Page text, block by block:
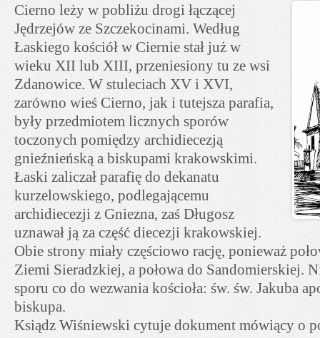
Cierno leży w pobliżu drogi łączącej
Jędrzejów ze Szczekocinami. Według
Łaskiego kościół w Ciernie stał już w
wieku XII lub XIII, przeniesiony tu ze wsi
Zdanowice. W stuleciach XV i XVI,
zarówno wieś Cierno, jak i tutejsza parafia,
były przedmiotem licznych sporów
toczonych pomiędzy archidiecezją
gnieźnieńską a biskupami krakowskimi.
Łaski zaliczał parafię do dekanatu
kurzelowskiego, podlegającemu
archidiecezji z Gniezna, zaś Długosz
uznawał ją za część diecezji krakowskiej.
Obie strony miały częściowo rację, ponieważ
Ziemi Sieradzkiej, a połowa do Sandomierskiej.
sporu co do wezwania kościoła: św. św. Jakuba
biskupa.
Ksiądz Wiśniewski cytuje dokument mówiący o